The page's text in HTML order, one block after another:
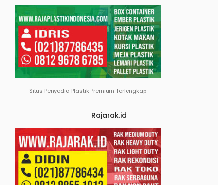
Situs Penyedia Plastik Premium Terlengkap
Rajarak.id